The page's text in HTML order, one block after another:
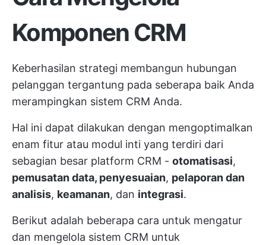
Komponen CRM
Keberhasilan strategi membangun hubungan
pelanggan tergantung pada seberapa baik Anda
merampingkan sistem CRM Anda.
Hal ini dapat dilakukan dengan mengoptimalkan
enam fitur atau modul inti yang terdiri dari
sebagian besar platform CRM - otomatisasi,
pemusatan data, penyesuaian, pelaporan dan
analisis, keamanan, dan integrasi.
Berikut adalah beberapa cara untuk mengatur
dan mengelola sistem CRM untuk